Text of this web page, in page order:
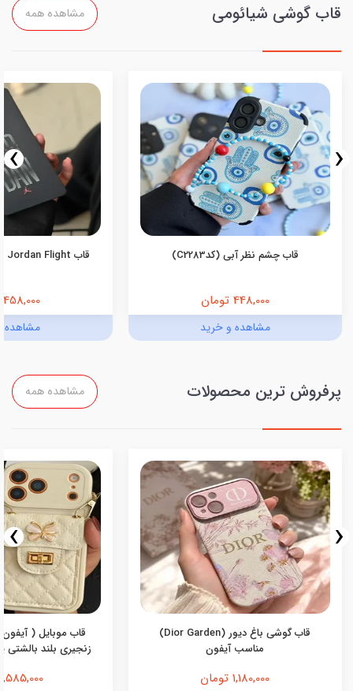
قاب گوشی شیائومی مشاهده همه
قاب چشم نظر آبی (کدC2283)
448,000 تومان
مشاهده و خرید
قاب Jordan Flight اندروید (کدC2055)
458,000 تومان
مشاهده
‹
›
پرفروش ترین محصولات مشاهده همه
قاب گوشی باغ دیور (Dior Garden)
مناسب آیفون
1,180,000 تومان
قاب موبایل (
زنجیری بلند بالشتی
1,585,000 تومان
‹
›